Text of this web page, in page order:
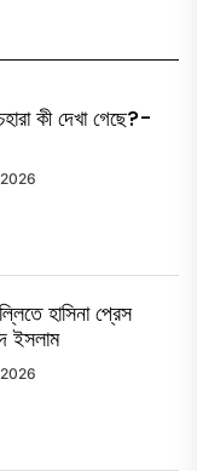
কী দেখা গেছে?-
হাসিনা প্রেস
ইসলাম